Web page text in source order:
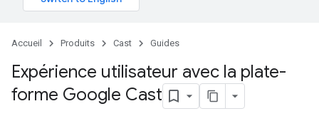
Accueil Produits Cast Guides
Expérience utilisateur avec la plate-
forme Google Cast